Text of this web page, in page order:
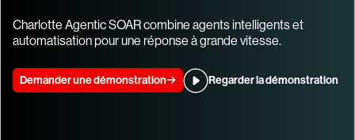
Charlotte Agentic SOAR combine agents intelligents et
automatisation pour une réponse à grande vitesse.
Demander une démonstration Regarder la démonstration